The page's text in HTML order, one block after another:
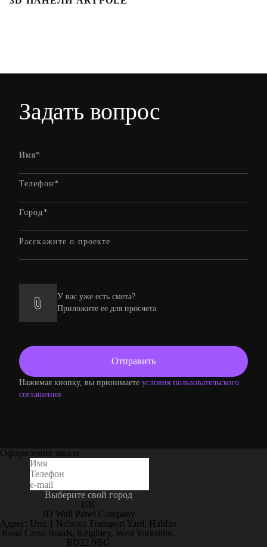
Задать вопрос
У вас уже есть смета?
Приложите ее для просчета
Нажимая кнопку, вы принимаете условия пользовательского
соглашения
Оформление заказа
Выберите свой город
UK
3D Wall Panel Company
Адрес: Unit 1 Nelsons Transport Yard, Halifax
Road Cross Roads, Keighley, West Yorkshire,
BD22 9BG